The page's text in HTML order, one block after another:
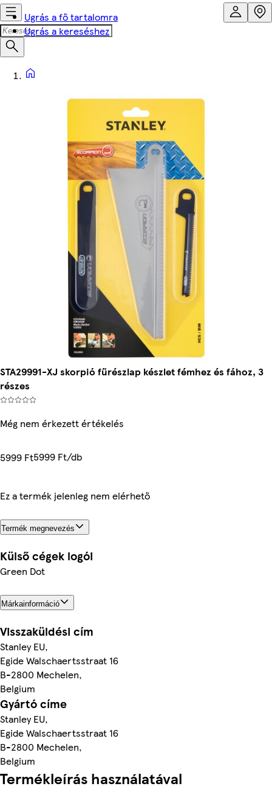
Ugrás a fő tartalomra
Ugrás a kereséshez
STA29991-XJ skorpió fűrészlap készlet fémhez és fához, 3
részes
Még nem érkezett értékelés
5999 Ft5999 Ft/db
Ez a termék jelenleg nem elérhető
Termék megnevezés
Külső cégek logói
Green Dot
Márkainformáció
Visszaküldési cím
Stanley EU,
Egide Walschaertsstraat 16
B-2800 Mechelen,
Belgium
Gyártó címe
Stanley EU,
Egide Walschaertsstraat 16
B-2800 Mechelen,
Belgium
Termékleírás használatával